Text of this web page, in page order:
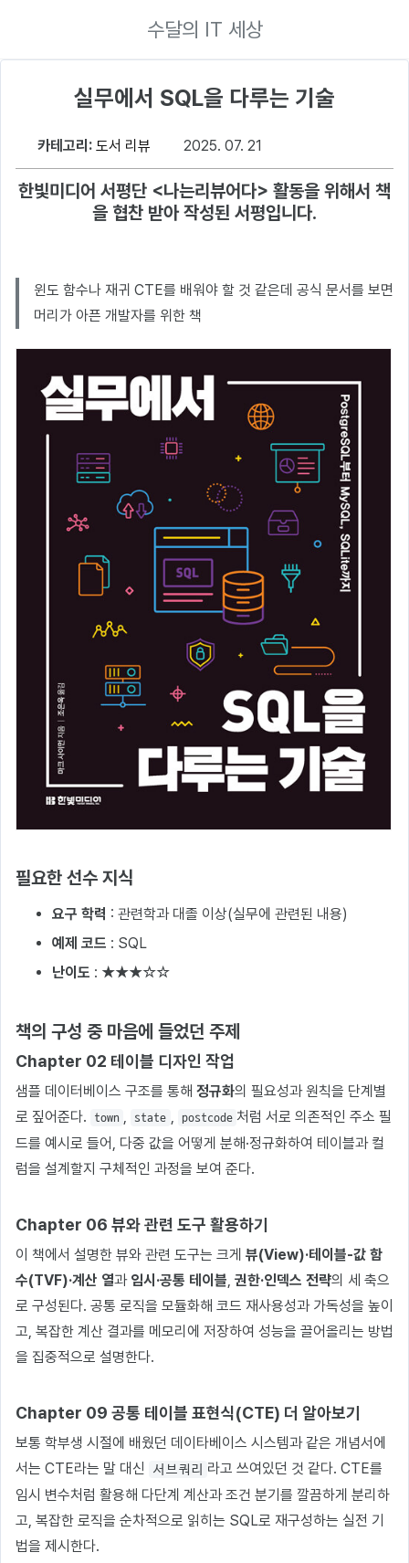
수달의 IT 세상
실무에서 SQL을 다루는 기술
카테고리: 도서 리뷰 2025. 07. 21
한빛미디어 서평단 <나는리뷰어다> 활동을 위해서 책
을 협찬 받아 작성된 서평입니다.
윈도 함수나 재귀 CTE를 배워야 할 것 같은데 공식 문서를 보면
머리가 아픈 개발자를 위한 책
필요한 선수 지식
요구 학력 : 관련학과 대졸 이상(실무에 관련된 내용)
예제 코드 : SQL
난이도 : ★★★☆☆
책의 구성 중 마음에 들었던 주제
Chapter 02 테이블 디자인 작업
샘플 데이터베이스 구조를 통해 정규화의 필요성과 원칙을 단계별
로 짚어준다.
town , state , postcode 처럼 서로 의존적인 주소 필
드를 예시로 들어, 다중 값을 어떻게 분해·정규화하여 테이블과 컬
럼을 설계할지 구체적인 과정을 보여 준다.
Chapter 06 뷰와 관련 도구 활용하기
이 책에서 설명한 뷰와 관련 도구는 크게 뷰(View)·테이블‑값 함
수(TVF)·계산 열과 임시·공통 테이블, 권한·인덱스 전략의 세 축으
로 구성된다. 공통 로직을 모듈화해 코드 재사용성과 가독성을 높이
고, 복잡한 계산 결과를 메모리에 저장하여 성능을 끌어올리는 방법
을 집중적으로 설명한다.
Chapter 09 공통 테이블 표현식(CTE) 더 알아보기
보통 학부생 시절에 배웠던 데이타베이스 시스템과 같은 개념서에
서는 CTE라는 말 대신
서브쿼리 라고 쓰여있던 것 같다. CTE를
임시 변수처럼 활용해 다단계 계산과 조건 분기를 깔끔하게 분리하
고, 복잡한 로직을 순차적으로 읽히는 SQL로 재구성하는 실전 기
법을 제시한다.